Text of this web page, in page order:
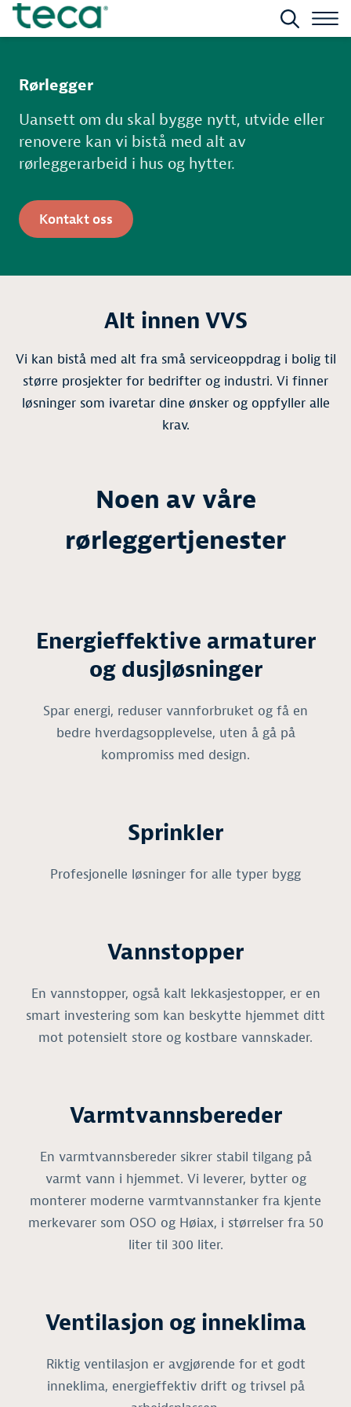
Rørlegger
Uansett om du skal bygge nytt, utvide eller
renovere kan vi bistå med alt av
rørleggerarbeid i hus og hytter.
Kontakt oss
Alt innen VVS
Vi kan bistå med alt fra små serviceoppdrag i bolig til
større prosjekter for bedrifter og industri. Vi finner
løsninger som ivaretar dine ønsker og oppfyller alle
krav.
Noen av våre
rørleggertjenester
Energieffektive armaturer
og dusjløsninger
Spar energi, reduser vannforbruket og få en
bedre hverdagsopplevelse, uten å gå på
kompromiss med design.
Sprinkler
Profesjonelle løsninger for alle typer bygg
Vannstopper
En vannstopper, også kalt lekkasjestopper, er en
smart investering som kan beskytte hjemmet ditt
mot potensielt store og kostbare vannskader.
Varmtvannsbereder
En varmtvannsbereder sikrer stabil tilgang på
varmt vann i hjemmet. Vi leverer, bytter og
monterer moderne varmtvannstanker fra kjente
merkevarer som OSO og Høiax, i størrelser fra 50
liter til 300 liter.
Ventilasjon og inneklima
Riktig ventilasjon er avgjørende for et godt
inneklima, energieffektiv drift og trivsel på